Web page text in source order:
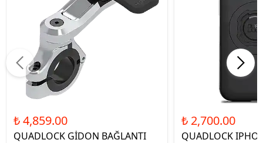
₺ 4,859.00
QUADLOCK GİDON BAĞLANTI
₺ 2,700.00
QUADLOCK